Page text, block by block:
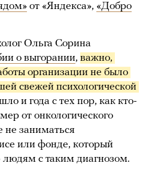
от «Яндекса», «Добро
Ольга Сорина
о выгорании, важно,
организации не было
свежей психологической
и года с тех пор, как кто-
от онкологического
не заниматься
или фонде, который
с таким диагнозом.